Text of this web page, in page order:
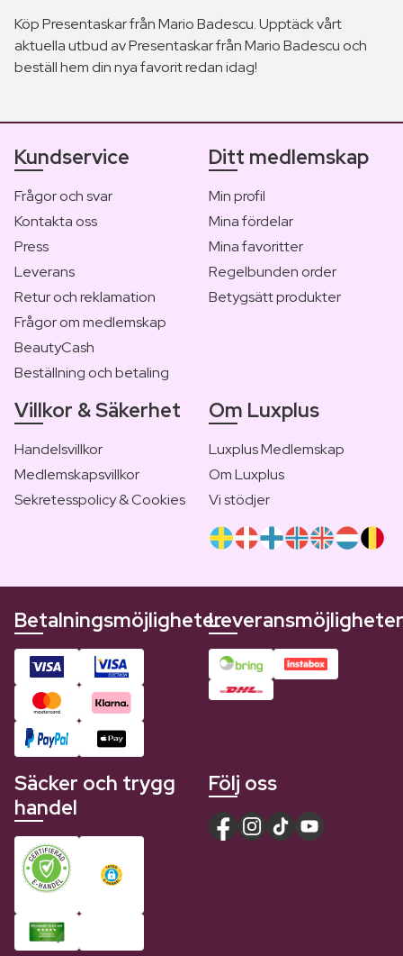
Köp Presentaskar från Mario Badescu. Upptäck vårt
aktuella utbud av Presentaskar från Mario Badescu och
beställ hem din nya favorit redan idag!
Kundservice
Frågor och svar
Kontakta oss
Press
Leverans
Retur och reklamation
Frågor om medlemskap
BeautyCash
Beställning och betaling
Ditt medlemskap
Min profil
Mina fördelar
Mina favoritter
Regelbunden order
Betygsätt produkter
Villkor & Säkerhet
Handelsvillkor
Medlemskapsvillkor
Sekretesspolicy & Cookies
Om Luxplus
Luxplus Medlemskap
Om Luxplus
Vi stödjer
BetalningsmöjligheterLeveransmöjligheter
Säcker och trygg
handel
Följ oss